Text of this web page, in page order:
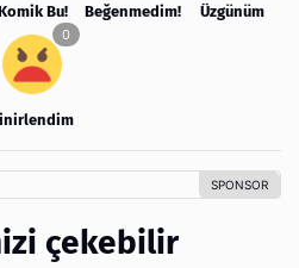
Bu! Beğenmedim! Üzgünüm
çekebilir